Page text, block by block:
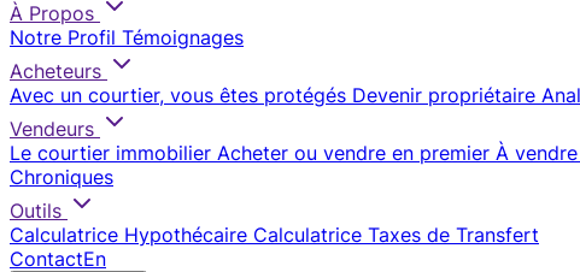
À Propos
Notre Profil Témoignages
Acheteurs
Avec un courtier, vous êtes protégés Devenir propriétaire
Vendeurs
Le courtier immobilier Acheter ou vendre en premier À
Chroniques
Outils
Calculatrice Hypothécaire Calculatrice Taxes de Transfert
ContactEn